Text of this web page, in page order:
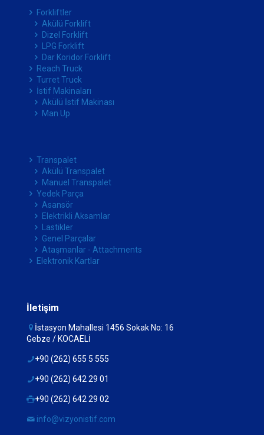
Forkliftler
Akülü Forklift
Dizel Forklift
LPG Forklift
Dar Koridor Forklift
Reach Truck
Turret Truck
İstif Makinaları
Akülü İstif Makinası
Man Up
Transpalet
Akülü Transpalet
Manuel Transpalet
Yedek Parça
Asansör
Elektrikli Aksamlar
Lastikler
Genel Parçalar
Ataşmanlar - Attachments
Elektronik Kartlar
İletişim
İstasyon Mahallesi 1456 Sokak No: 16
Gebze / KOCAELİ
+90 (262) 655 5 555
+90 (262) 642 29 01
+90 (262) 642 29 02
info@vizyonistif.com